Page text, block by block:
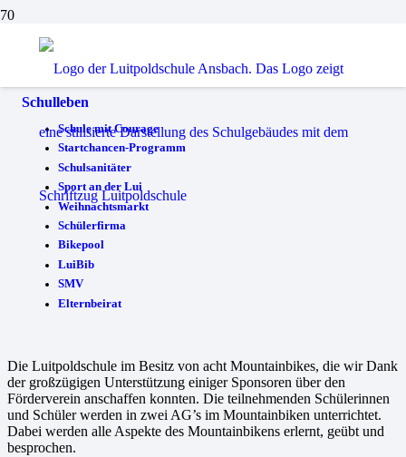
Bikepool
Schulleben
Schule mit Courage
Startchancen-Programm
Schulsanitäter
Sport an der Lui
Weihnachtsmarkt
Schülerfirma
Bikepool
LuiBib
SMV
Elternbeirat
Die Luitpoldschule im Besitz von acht Mountainbikes, die wir Dank
der großzügigen Unterstützung einiger Sponsoren über den
Förderverein anschaffen konnten. Die teilnehmenden Schülerinnen
und Schüler werden in zwei AG’s im Mountainbiken unterrichtet.
Dabei werden alle Aspekte des Mountainbikens erlernt, geübt und
besprochen.